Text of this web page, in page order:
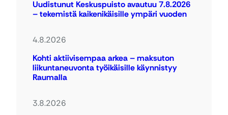
Uudistunut Keskuspuisto avautuu 7.8.2026
– tekemistä kaikenikäisille ympäri vuoden
4.8.2026
Kohti aktiivisempaa arkea – maksuton
liikuntaneuvonta työikäisille käynnistyy
Raumalla
3.8.2026